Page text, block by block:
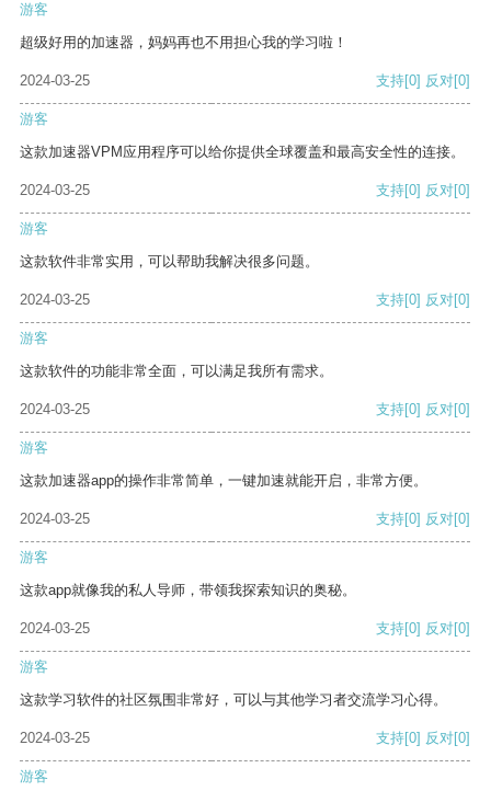
游客
超级好用的加速器，妈妈再也不用担心我的学习啦！
2024-03-25 支持[0] 反对[0]
游客
这款加速器VPM应用程序可以给你提供全球覆盖和最高安全性的连接。
2024-03-25 支持[0] 反对[0]
游客
这款软件非常实用，可以帮助我解决很多问题。
2024-03-25 支持[0] 反对[0]
游客
这款软件的功能非常全面，可以满足我所有需求。
2024-03-25 支持[0] 反对[0]
游客
这款加速器app的操作非常简单，一键加速就能开启，非常方便。
2024-03-25 支持[0] 反对[0]
游客
这款app就像我的私人导师，带领我探索知识的奥秘。
2024-03-25 支持[0] 反对[0]
游客
这款学习软件的社区氛围非常好，可以与其他学习者交流学习心得。
2024-03-25 支持[0] 反对[0]
游客